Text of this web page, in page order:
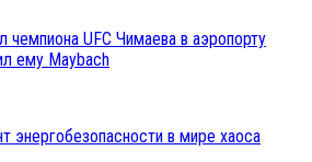
чемпиона UFC Чимаева в аэропорту
ему Maybach